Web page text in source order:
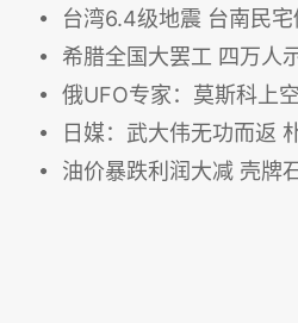
台湾6.4级地震 台南民宅
希腊全国大罢工 四万人
俄UFO专家：莫斯科上空
日媒：武大伟无功而返
油价暴跌利润大减 壳牌